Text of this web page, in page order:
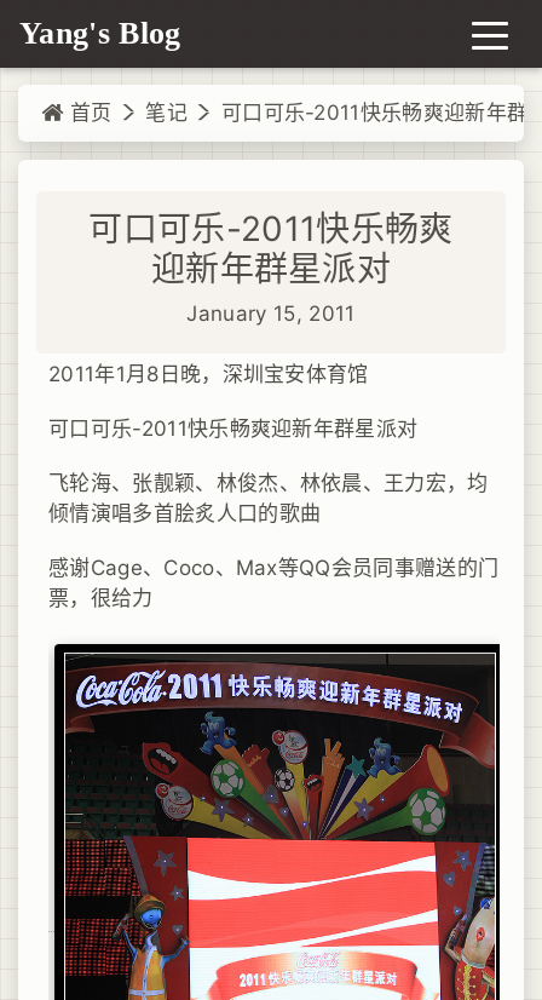
Yang's Blog
首页 笔记 可口可乐-2011快乐畅爽迎新年群
可口可乐-2011快乐畅爽
迎新年群星派对
January 15, 2011
2011年1月8日晚，深圳宝安体育馆
可口可乐-2011快乐畅爽迎新年群星派对
飞轮海、张靓颖、林俊杰、林依晨、王力宏，均
倾情演唱多首脍炙人口的歌曲
感谢Cage、Coco、Max等QQ会员同事赠送的门
票，很给力